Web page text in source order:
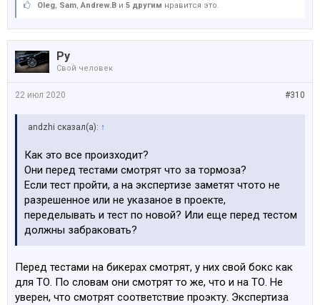
Oleg, Sam,Andrew.B и 5 другим нравится это.
Ру
Свой человек
#310
22 июл 2020
аndzhi сказал(а): ↑
Как это все произходит?
Они перед тестами смотрят что за тормоза?
Если тест пройти, а на экспертизе заметят чтото не
разрешенное или не указаное в проекте,
переделывать и тест по новой? Или еще перед тестом
должны забраковать?
Перед тестами на бикерах смотрят, у них свой бокс как
для ТО. По словам они смотрят то же, что и на ТО. Не
уверен, что смотрят соответствие проэкту. Экспертиза